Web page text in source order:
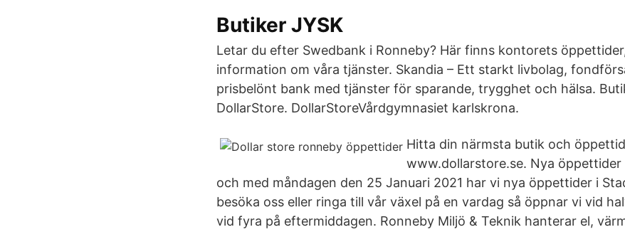
Butiker JYSK
Letar du efter Swedbank i Ronneby? Här finns kontorets
information om våra tjänster. Skandia – Ett starkt livbolag,
prisbelönt bank med tjänster för sparande, trygghet och hälsa.
DollarStore. DollarStoreVårdgymnasiet karlskrona.
Hitta din närmsta butik och
www.dollarstore.se. Nya öppettider
och med måndagen den 25 Januari 2021 har vi nya öppettider i
besöka oss eller ringa till vår växel på en vardag så öppnar vi vid
vid fyra på eftermiddagen. Ronneby Miljö & Teknik hanterar el,